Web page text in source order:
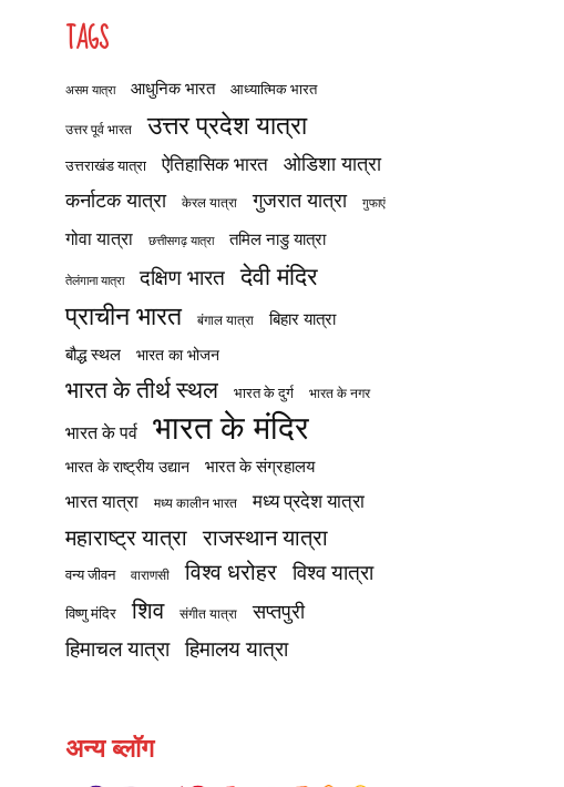
TAGS
असम यात्रा आधुनिक भारत आध्यात्मिक भारत
उत्तर पूर्व भारत उत्तर प्रदेश यात्रा
उत्तराखंड यात्रा ऐतिहासिक भारत
ओडिशा यात्रा
कर्नाटक यात्रा
केरल यात्रा गुजरात यात्रा गुफाएं
गोवा यात्रा छत्तीसगढ़ यात्रा तमिल नाडु यात्रा
तेलंगाना यात्रा दक्षिण भारत देवी मंदिर
प्राचीन भारत
बंगाल यात्रा
बिहार यात्रा
बौद्ध स्थल
भारत का भोजन
भारत के तीर्थ स्थल भारत के दुर्ग भारत के नगर
भारत के पर्व भारत के मंदिर
भारत के राष्ट्रीय उद्यान भारत के संग्रहालय
भारत यात्रा मध्य कालीन भारत मध्य प्रदेश यात्रा
महाराष्ट्र यात्रा राजस्थान यात्रा
वन्य जीवन वाराणसी विश्व धरोहर विश्व यात्रा
विष्णु मंदिर शिव संगीत यात्रा सप्तपुरी
हिमाचल यात्रा हिमालय यात्रा
अन्य ब्लॉग